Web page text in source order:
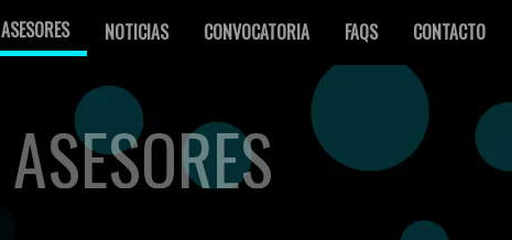
ASESORES NOTICIAS CONVOCATORIA FAQS CONTACTO
ASESORES